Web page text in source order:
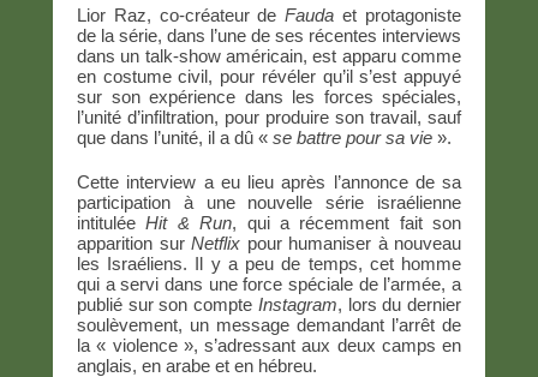
Lior Raz, co-créateur deFauda et protagoniste
de la série, dans l’une de ses récentes interviews
dans un talk-show américain, est apparu comme
en costume civil, pour révéler qu’il s’est appuyé
sur son expérience dans les forces spéciales,
l’unité d’infiltration, pour produire son travail, sauf
que dans l’unité, il a dû « se battre pour sa vie ».
Cette interview a eu lieu après l’annonce de sa
participation à une nouvelle série israélienne
intituléeHit & Run, qui a récemment fait son
apparition sur Netflix pour humaniser à nouveau
les Israéliens. Il y a peu de temps, cet homme
qui a servi dans une force spéciale de l’armée, a
publié sur son compte Instagram, lors du dernier
soulèvement, un message demandant l’arrêt de
la « violence », s’adressant aux deux camps en
anglais, en arabe et en hébreu.